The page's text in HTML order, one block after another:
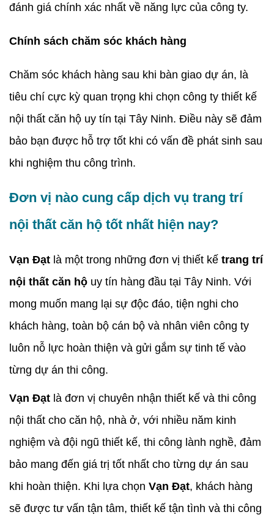
đánh giá chính xác nhất về năng lực của công ty.
Chính sách chăm sóc khách hàng
Chăm sóc khách hàng sau khi bàn giao dự án, là
tiêu chí cực kỳ quan trọng khi chọn công ty thiết kế
nội thất căn hộ uy tín tại Tây Ninh. Điều này sẽ đảm
bảo bạn được hỗ trợ tốt khi có vấn đề phát sinh sau
khi nghiệm thu công trình.
Đơn vị nào cung cấp dịch vụ trang trí
nội thất căn hộ tốt nhất hiện nay?
Vạn Đạt là một trong những đơn vị thiết kế trang trí
nội thất căn hộ uy tín hàng đầu tại Tây Ninh. Với
mong muốn mang lại sự độc đáo, tiện nghi cho
khách hàng, toàn bộ cán bộ và nhân viên công ty
luôn nỗ lực hoàn thiện và gửi gắm sự tinh tế vào
từng dự án thi công.
Vạn Đạt là đơn vị chuyên nhận thiết kế và thi công
nội thất cho căn hộ, nhà ở, với nhiều năm kinh
nghiệm và đội ngũ thiết kế, thi công lành nghề, đảm
bảo mang đến giá trị tốt nhất cho từng dự án sau
khi hoàn thiện. Khi lựa chọn Vạn Đạt, khách hàng
sẽ được tư vấn tận tâm, thiết kế tận tình và thi công